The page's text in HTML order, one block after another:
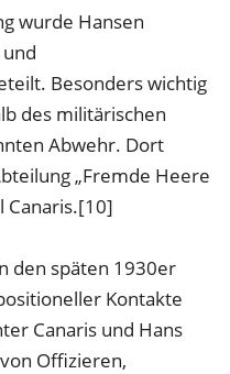
wurde Hansen
Besonders wichtig
des militärischen
Abwehr. Dort
„Fremde Heere
Canaris.[10]
den späten 1930er
Kontakte
Canaris und Hans
Offizieren,